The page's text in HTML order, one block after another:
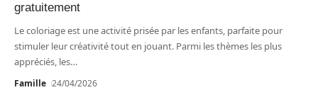
gratuitement
Le coloriage est une activité prisée par les enfants, parfaite pour
stimuler leur créativité tout en jouant. Parmi les thèmes les plus
appréciés, les…
Famille 24/04/2026